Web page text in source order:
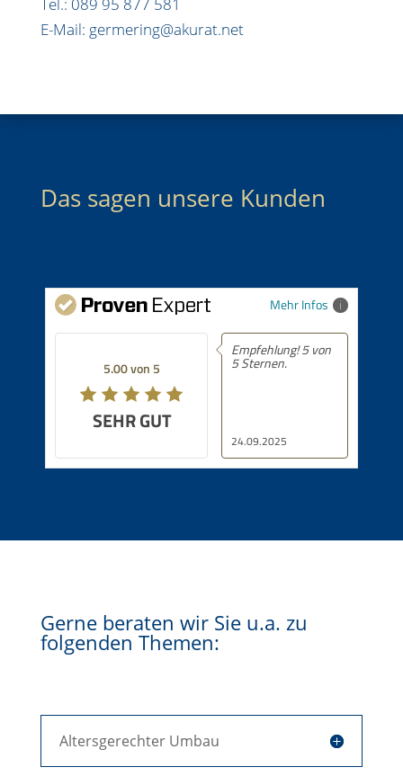
E-Mail: germering@akurat.net
Das sagen unsere Kunden
Mehr Infos
5.00 von 5
SEHR GUT
24.09.2025
Empfehlung! 5 von
5 Sternen.
Gerne beraten wir Sie u.a. zu
folgenden Themen:
Altersgerechter Umbau